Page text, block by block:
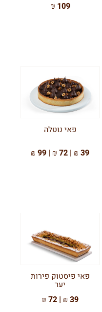
109 ₪
פאי נוטלה
39 ₪ | 72 ₪ | 99 ₪
פאי פיסטוק פירות
יער
39 ₪ | 72 ₪